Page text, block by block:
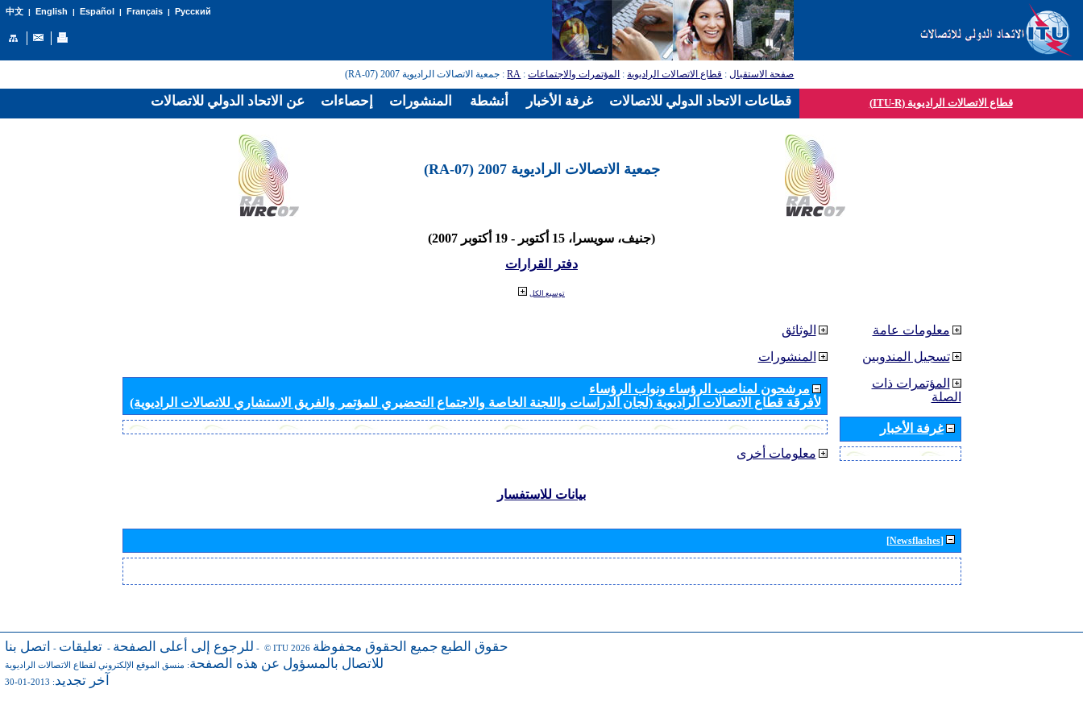
中文| English | Español | Français| Русский
صفحة الاستقبال: قطاع الاتصالات الراديوية: المؤتمرات والاجتماعات:
RA: جمعية الاتصالات الراديوية 2007 (RA-07)
قطاع الاتصالات الراديوية (ITU-R)
جمعية الاتصالات الراديوية 2007 (RA-07)
(جنيف، سويسرا، 15 أكتوبر - 19 أكتوبر 2007)
دفتر القرارات
توسيع الكل
الوثائق
المنشورات
مرشحون لمناصب الرؤساء ونواب الرؤساء
لأفرقة قطاع الاتصالات الراديوية (لجان الدراسات واللجنة الخاصة والاجتماع التحضيري للمؤتمر والفريق الاستشاري للاتصالات الراديوية)
معلومات أخرى
معلومات عامة
تسجيل المندوبين
المؤتمرات ذات
الصلة
غرفة الأخبار
بيانات للاستفسار
[Newsflashes]
للرجوع إلى أعلى الصفحة - تعليقات - اتصل بنا - © ITU 2026 حقوق الطبع جميع الحقوق محفوظة
للاتصال بالمسؤول عن هذه الصفحة: منسق الموقع الإلكتروني لقطاع الاتصالات الراديوية
آخر تجديد: 2013-01-30
عن الاتحاد الدولي للاتصالات إحصاءات المنشورات أنشطة غرفة الأخبار قطاعات الاتحاد الدولي للاتصالات